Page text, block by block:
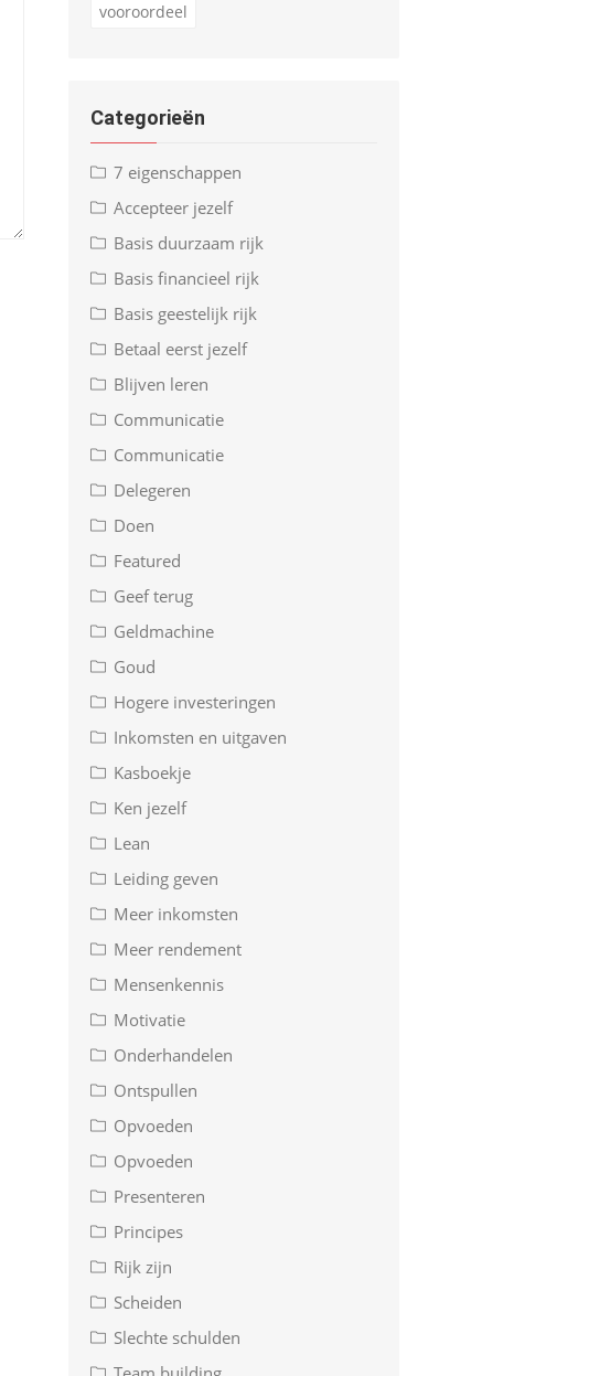
vooroordeel
Categorieën
7 eigenschappen
Accepteer jezelf
Basis duurzaam rijk
Basis financieel rijk
Basis geestelijk rijk
Betaal eerst jezelf
Blijven leren
Communicatie
Communicatie
Delegeren
Doen
Featured
Geef terug
Geldmachine
Goud
Hogere investeringen
Inkomsten en uitgaven
Kasboekje
Ken jezelf
Lean
Leiding geven
Meer inkomsten
Meer rendement
Mensenkennis
Motivatie
Onderhandelen
Ontspullen
Opvoeden
Opvoeden
Presenteren
Principes
Rijk zijn
Scheiden
Slechte schulden